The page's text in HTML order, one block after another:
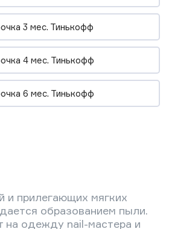
3 мес. Тинькофф
4 мес. Тинькофф
6 мес. Тинькофф
и прилегающих мягких
образованием пыли.
на одежду nail-мастера и